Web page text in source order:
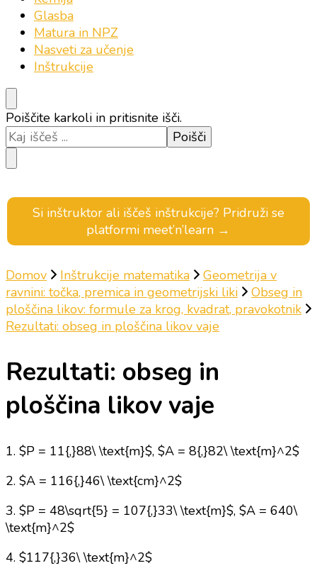
Glasba
Matura in NPZ
Nasveti za učenje
Inštrukcije
Iščeš
kaj?
Poiščite karkoli in pritisnite išči.
Si inštruktor ali iščeš inštrukcije? Pridruži se
platformi meet’n’learn →
Domov Inštrukcije matematika
Geometrija v
ravnini: točka, premica in geometrijski liki
Obseg in
ploščina likov: formule za krog, kvadrat, pravokotnik
Rezultati: obseg in ploščina likov vaje
Rezultati: obseg in
ploščina likov vaje
1. $P = 11{,}88\ \text{m}$, $A = 8{,}82\ \text{m}^2$
2. $A = 116{,}46\ \text{cm}^2$
3. $P = 48\sqrt{5} = 107{,}33\ \text{m}$, $A = 640\
\text{m}^2$
4. $117{,}36\ \text{m}^2$